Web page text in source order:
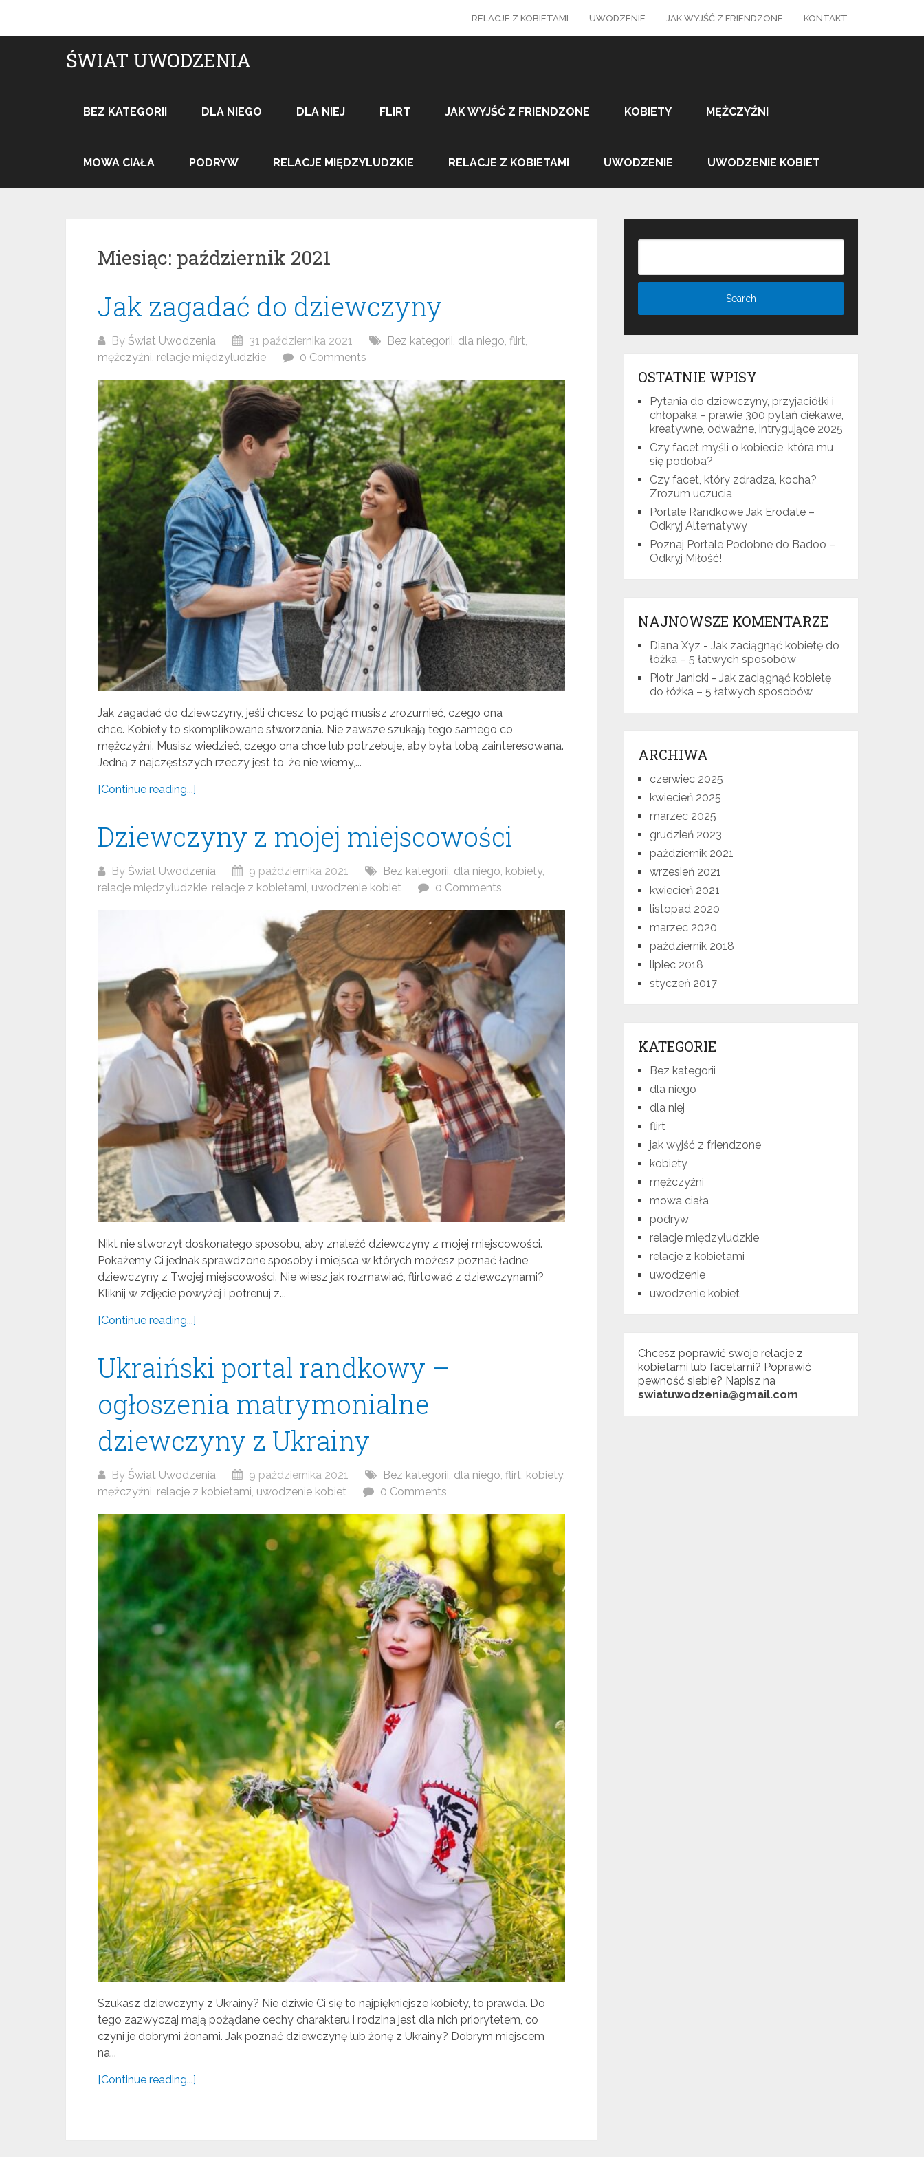
RELACJE Z KOBIETAMI UWODZENIE JAK WYJŚĆ Z FRIENDZONE KONTAKT
ŚWIAT UWODZENIA
BEZ KATEGORII DLA NIEGO DLA NIEJ FLIRT JAK WYJŚĆ Z FRIENDZONE KOBIETY MĘŻCZYŹNI
MOWA CIAŁA PODRYW RELACJE MIĘDZYLUDZKIE RELACJE Z KOBIETAMI UWODZENIE UWODZENIE KOBIET
Miesiąc: październik 2021
Jak zagadać do dziewczyny
By Świat Uwodzenia 31 października 2021 Bez kategorii, dla niego, flirt,
mężczyźni, relacje międzyludzkie 0 Comments
Jak zagadać do dziewczyny, jeśli chcesz to pojąć musisz zrozumieć, czego ona
chce. Kobiety to skomplikowane stworzenia. Nie zawsze szukają tego samego co
mężczyźni. Musisz wiedzieć, czego ona chce lub potrzebuje, aby była tobą zainteresowana.
Jedną z najczęstszych rzeczy jest to, że nie wiemy,...
[Continue reading...]
Dziewczyny z mojej miejscowości
By Świat Uwodzenia 9 października 2021 Bez kategorii, dla niego, kobiety,
relacje międzyludzkie, relacje z kobietami, uwodzenie kobiet 0 Comments
Nikt nie stworzył doskonałego sposobu, aby znaleźć dziewczyny z mojej miejscowości.
Pokażemy Ci jednak sprawdzone sposoby i miejsca w których możesz poznać ładne
dziewczyny z Twojej miejscowości. Nie wiesz jak rozmawiać, flirtować z dziewczynami?
Kliknij w zdjęcie powyżej i potrenuj z...
[Continue reading...]
Ukraiński portal randkowy –
ogłoszenia matrymonialne
dziewczyny z Ukrainy
By Świat Uwodzenia 9 października 2021 Bez kategorii dla niego flirt kobiety,
mężczyźni relacje z kobietami uwodzenie kobiet 0 Comments
Szukasz dziewczyny z Ukrainy? Nie dziwie Ci się to najpiękniejsze kobiety, to prawda. Do
tego zazwyczaj mają pożądane cechy charakteru i rodzina jest dla nich priorytetem, co
czyni je dobrymi żonami. Jak poznać dziewczynę lub żonę z Ukrainy? Dobrym miejscem
na...
[Continue reading...]
OSTATNIE WPISY
Pytania do dziewczyny, przyjaciółki i
chłopaka – prawie 300 pytań ciekawe,
kreatywne, odważne, intrygujące 2025
Czy facet myśli o kobiecie, która mu
się podoba?
Czy facet, który zdradza, kocha?
Zrozum uczucia
Portale Randkowe Jak Erodate –
Odkryj Alternatywy
Poznaj Portale Podobne do Badoo –
Odkryj Miłość!
NAJNOWSZE KOMENTARZE
Diana Xyz -Jak zaciągnąć kobietę do
łóżka – 5 łatwych sposobów
Piotr Janicki -Jak zaciągnąć kobietę
do łóżka – 5 łatwych sposobów
ARCHIWA
czerwiec 2025
kwiecień 2025
marzec 2025
grudzień 2023
październik 2021
wrzesień 2021
kwiecień 2021
listopad 2020
marzec 2020
październik 2018
lipiec 2018
styczeń 2017
KATEGORIE
Bez kategorii
dla niego
dla niej
flirt
jak wyjść z friendzone
kobiety
mężczyźni
mowa ciała
podryw
relacje międzyludzkie
relacje z kobietami
uwodzenie
uwodzenie kobiet
Chcesz poprawić swoje relacje z
kobietami lub facetami? Poprawić
pewność siebie? Napisz na
swiatuwodzenia@gmail.com